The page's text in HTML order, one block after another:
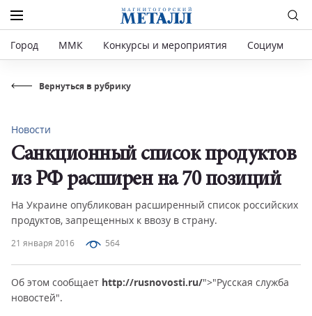
Город ММК Конкурсы и мероприятия Социум
Вернуться в рубрику
21 января 2016 564
Новости
Санкционный список продуктов
из РФ расширен на 70 позиций
На Украине опубликован расширенный список российских
продуктов, запрещенных к ввозу в страну.
Об этом сообщает http://rusnovosti.ru/">"Русская служба
новостей".